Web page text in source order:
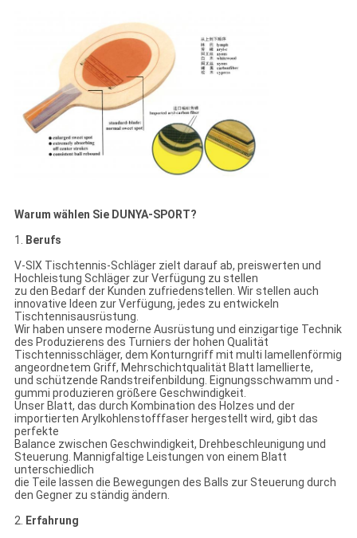
Warum wählen Sie DUNYA-SPORT?
1.
Berufs
V-SIX Tischtennis-Schläger zielt darauf ab, preiswerten und
Hochleistung Schläger zur Verfügung zu stellen
zu den Bedarf der Kunden zufriedenstellen. Wir stellen auch
innovative Ideen zur Verfügung, jedes zu entwickeln
Tischtennisausrüstung.
Wir haben unsere moderne Ausrüstung und einzigartige Technik
des Produzierens des Turniers der hohen Qualität
Tischtennisschläger, dem Konturngriff mit multi lamellenförmig
angeordnetem Griff, Mehrschichtqualität Blatt lamellierte,
und schützende Randstreifenbildung. Eignungsschwamm und -
gummi produzieren größere Geschwindigkeit.
Unser Blatt, das durch Kombination des Holzes und der
importierten Arylkohlenstofffaser hergestellt wird, gibt das
perfekte
Balance zwischen Geschwindigkeit, Drehbeschleunigung und
Steuerung. Mannigfaltige Leistungen von einem Blatt
unterschiedlich
die Teile lassen die Bewegungen des Balls zur Steuerung durch
den Gegner zu ständig ändern.
2.
Erfahrung